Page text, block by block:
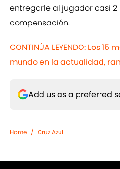
entregarle al jugador casi 2
compensación.
CONTINÚA LEYENDO: Los
mundo en la actualidad,
Add us as a preferred
Home / Cruz Azul